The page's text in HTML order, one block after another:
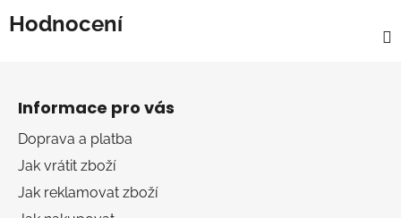
Hodnocení
Informace pro vás
Doprava a platba
Jak vrátit zboží
Jak reklamovat zboží